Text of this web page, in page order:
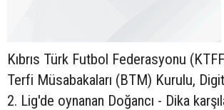
Kıbrıs Türk Futbol Federasyonu
Terfi Müsabakaları (BTM) Kurulu,
2. Lig'de oynanan Doğancı - Dika